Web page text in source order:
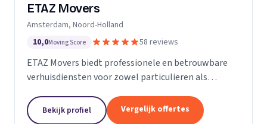
ETAZ Movers
Amsterdam, Noord-Holland
10,0Moving Score 58 reviews
ETAZ Movers biedt professionele en betrouwbare
verhuisdiensten voor zowel particulieren als
persoonlijke aanpak, zodat elke verhuizing efficiënt
en zonder stress verloopt. Ons team werkt
Bekijk profiel Vergelijk offertes